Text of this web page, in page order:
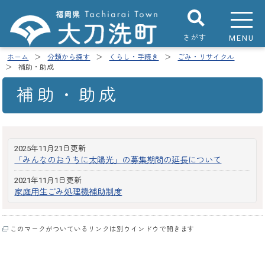
さがす MENU
ホーム 分類から探す くらし・手続き
ごみ・リサイクル
補助・助成
補助・助成
2025年11月21日更新
「みんなのおうちに太陽光」の募集期間の延長について
2021年11月1日更新
家庭用生ごみ処理機補助制度
このマークがついているリンクは別ウインドウで開きます